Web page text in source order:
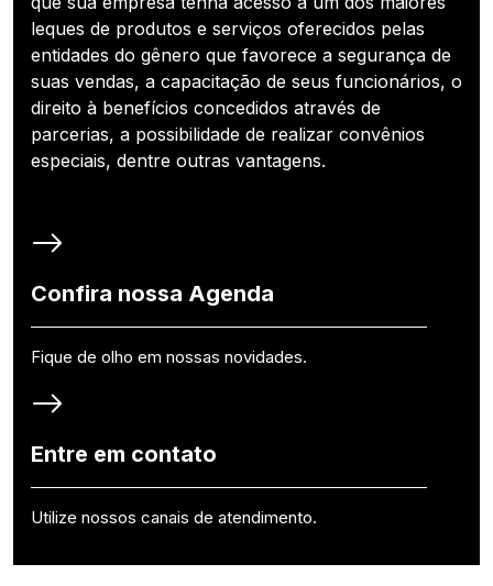
leques de produtos e serviços oferecidos pelas
entidades do gênero que favorece a segurança de
suas vendas, a capacitação de seus funcionários, o
direito à benefícios concedidos através de
parcerias, a possibilidade de realizar convênios
especiais, dentre outras vantagens.
Confira nossa Agenda
Fique de olho em nossas novidades.
Entre em contato
Utilize nossos canais de atendimento.